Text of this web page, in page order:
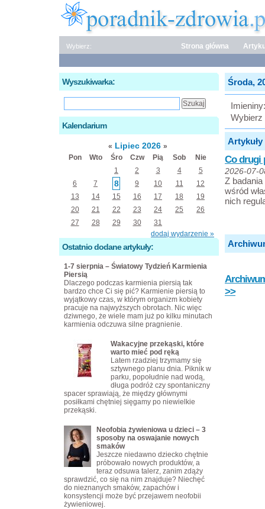
Wybierz: Strona główna
Środa,
Wybierz
Co drugi
2026-07-
Z
wśród
nich
>>
Wyszukiwarka:
Kalendarium
« Lipiec 2026 »
Pon
Wto Śro Czw Pią Sob
Nie
1
2 3 4
5
6
7 8 9 10 11
12
13
14 15 16 17 18
19
20
21 22 23 24 25
26
27
28 29 30
31
dodaj wydarzenie »
Ostatnio dodane artykuły:
1-7 sierpnia – Światowy Tydzień Karmienia
Piersią
Dlaczego podczas karmienia piersią tak
bardzo chce Ci się pić? Karmienie piersią to
wyjątkowy czas, w którym organizm kobiety
pracuje na najwyższych obrotach. Nic więc
dziwnego, że wiele mam już po kilku minutach
karmienia odczuwa silne pragnienie.
Wakacyjne przekąski, które
warto mieć pod ręką
Latem rzadziej trzymamy się
sztywnego planu dnia. Piknik w
parku, popołudnie nad wodą,
długa podróż czy spontaniczny
spacer sprawiają, że między głównymi
posiłkami chętniej sięgamy po niewielkie
przekąski.
Neofobia żywieniowa u dzieci – 3
sposoby na oswajanie nowych
smaków
Jeszcze niedawno dziecko chętnie
próbowało nowych produktów, a
teraz odsuwa talerz, zanim zdąży
sprawdzić, co się na nim znajduje? Niechęć
do nieznanych smaków, zapachów i
konsystencji może być przejawem neofobii
żywieniowej.